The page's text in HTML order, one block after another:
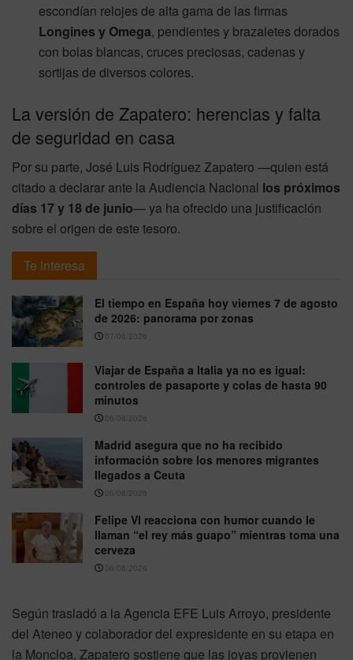
escondían relojes de alta gama de las firmas
Longines y Omega, pendientes y brazaletes dorados
con bolas blancas, cruces preciosas, cadenas y
sortijas de diversos colores.
La versión de Zapatero: herencias y falta
de seguridad en casa
Por su parte, José Luis Rodríguez Zapatero —quien está
citado a declarar ante la Audiencia Nacional los próximos
días 17 y 18 de junio— ya ha ofrecido una justificación
sobre el origen de este tesoro.
Te interesa
El tiempo en España hoy viernes 7 de agosto
de 2026: panorama por zonas
07/08/2026
Viajar de España a Italia ya no es igual:
controles de pasaporte y colas de hasta 90
minutos
06/08/2026
Madrid asegura que no ha recibido
información sobre los menores migrantes
llegados a Ceuta
06/08/2026
Felipe VI reacciona con humor cuando le
llaman “el rey más guapo” mientras toma una
cerveza
06/08/2026
Según trasladó a la Agencia EFE Luis Arroyo, presidente
del Ateneo y colaborador del expresidente en su etapa en
la Moncloa, Zapatero sostiene que las joyas provienen